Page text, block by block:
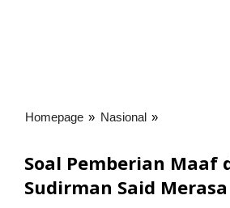
Homepage » Nasional »
dari
SN,
Soal Pemberian Maaf
Sudirman Said